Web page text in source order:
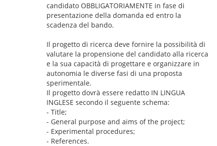
candidato OBBLIGATORIAMENTE in fase di
presentazione della domanda ed entro la
scadenza del bando.
Il progetto di ricerca deve fornire la possibilità di
valutare la propensione del candidato alla ricerca
e la sua capacità di progettare e organizzare in
autonomia le diverse fasi di una proposta
sperimentale.
Il progetto dovrà essere redatto IN LINGUA
INGLESE secondo il seguente schema:
- Title;
- General purpose and aims of the project;
- Experimental procedures;
- References.